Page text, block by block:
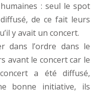
: seul le spot
de ce fait leurs
y avait un concert.
dans l’ordre dans le
avant le concert car le
a été diffusé,
bonne initiative, ils